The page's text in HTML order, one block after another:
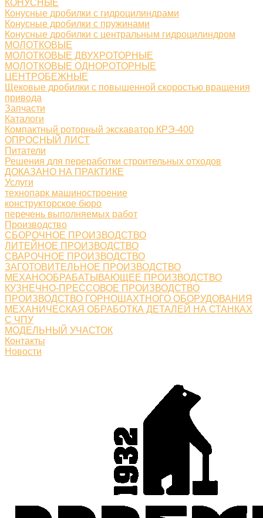
КОНУСНЫЕ
Конусные дробилки с гидроцилиндрами
Конусные дробилки с пружинами
Конусные дробилки с центральным гидроцилиндром
МОЛОТКОВЫЕ
МОЛОТКОВЫЕ ДВУХРОТОРНЫЕ
МОЛОТКОВЫЕ ОДНОРОТОРНЫЕ
ЦЕНТРОБЕЖНЫЕ
Щековые дробилки с повышенной скоростью вращения
привода
Запчасти
Каталоги
Компактный роторный экскаватор КРЭ-400
ОПРОСНЫЙ ЛИСТ
Питатели
Решения для переработки строительных отходов
ДОКАЗАНО НА ПРАКТИКЕ
Услуги
технопарк машиностроение
конструкторское бюро
перечень выполняемых работ
Производство
СБОРОЧНОЕ ПРОИЗВОДСТВО
ЛИТЕЙНОЕ ПРОИЗВОДСТВО
СВАРОЧНОЕ ПРОИЗВОДСТВО
ЗАГОТОВИТЕЛЬНОЕ ПРОИЗВОДСТВО
МЕХАНООБРАБАТЫВАЮЩЕЕ ПРОИЗВОДСТВО
КУЗНЕЧНО-ПРЕССОВОЕ ПРОИЗВОДСТВО
ПРОИЗВОДСТВО ГОРНОШАХТНОГО ОБОРУДОВАНИЯ
МЕХАНИЧЕСКАЯ ОБРАБОТКА ДЕТАЛЕЙ НА СТАНКАХ
С ЧПУ
МОДЕЛЬНЫЙ УЧАСТОК
Контакты
Новости